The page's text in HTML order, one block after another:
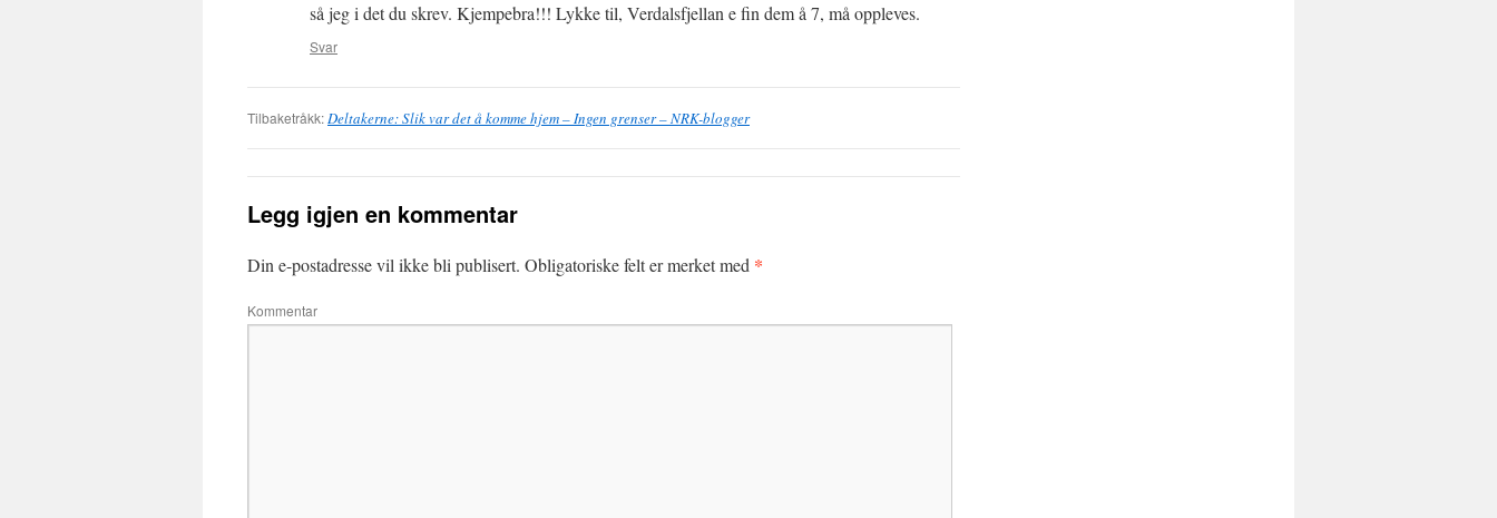
så jeg i det du skrev. Kjempebra!!! Lykke til, Verdalsfjellan e fin dem å 7, må oppleves.
Svar
Tilbaketråkk:Deltakerne: Slik var det å komme hjem – Ingen grenser – NRK-blogger
Legg igjen en kommentar
Din e-postadresse vil ikke bli publisert. Obligatoriske felt er merket med *
Kommentar